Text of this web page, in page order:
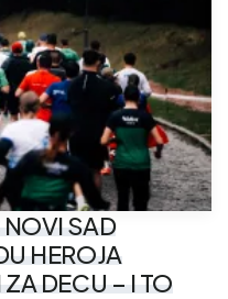
NOVI SAD
HEROJA
DECU – I TO